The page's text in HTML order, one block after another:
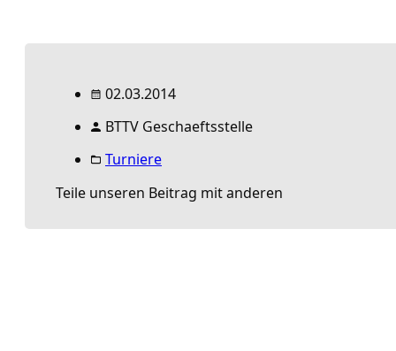
02.03.2014
BTTV Geschaeftsstelle
Turniere
Teile unseren Beitrag mit anderen